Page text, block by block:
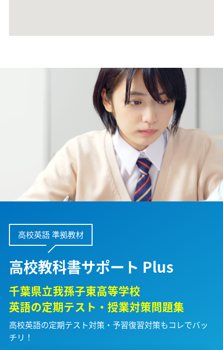
高校英語 準拠教材
高校教科書サポート Plus
千葉県立我孫子東高等学校
英語の定期テスト・授業対策問題集
高校英語の定期テスト対策・予習復習対策もコレでバッ
チリ！